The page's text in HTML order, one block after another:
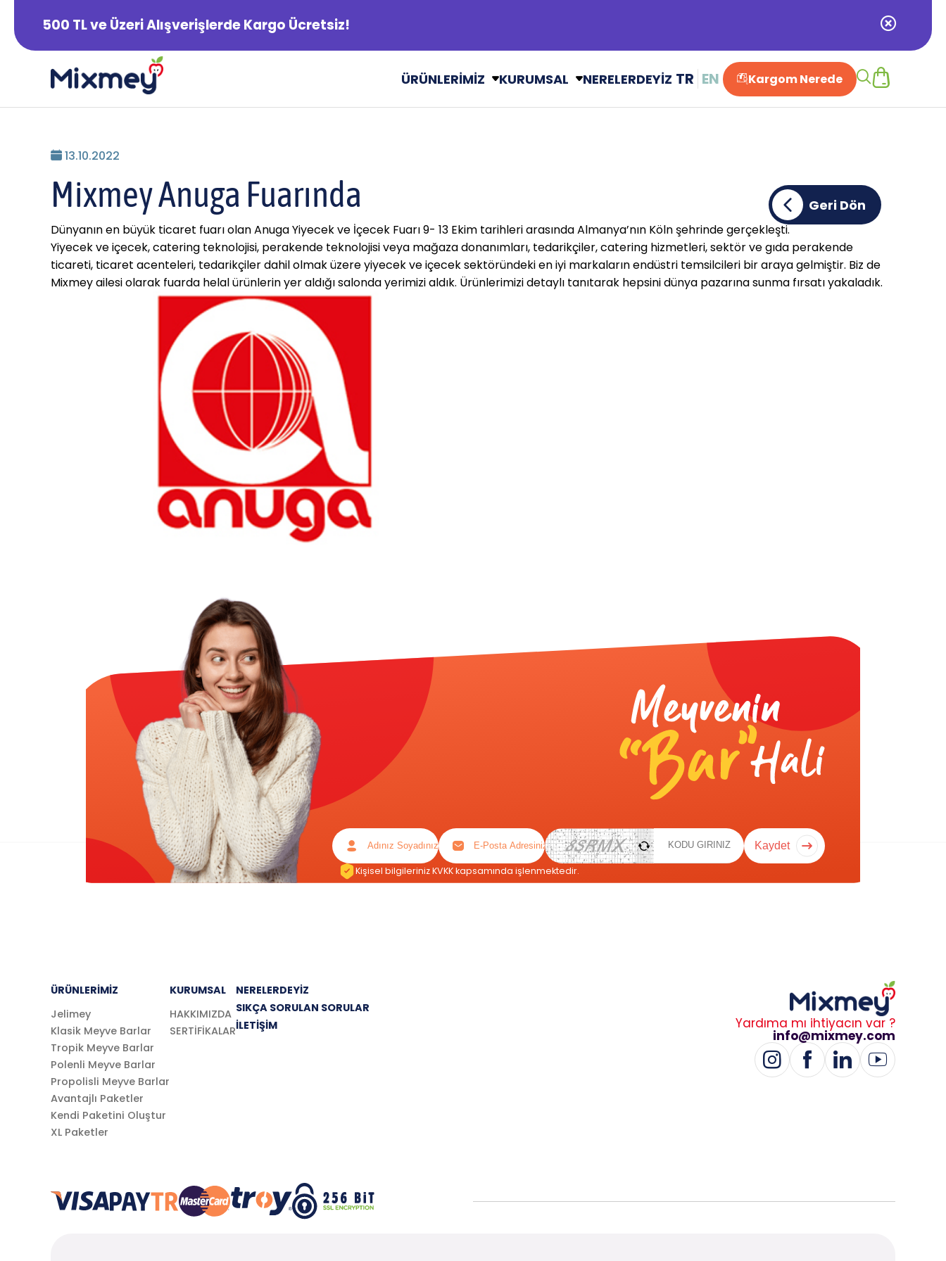
500 TL ve Üzeri Alışverişlerde Kargo Ücretsiz!
ÜRÜNLERİMİZ KURUMSAL NERELERDEYİZ TR EN Kargom Nerede
13.10.2022
Geri Dön
Mixmey Anuga Fuarında
Dünyanın en büyük ticaret fuarı olan Anuga Yiyecek ve İçecek Fuarı 9- 13 Ekim tarihleri arasında Almanya’nın Köln şehrinde gerçekleşti.
Yiyecek ve içecek, catering teknolojisi, perakende teknolojisi veya mağaza donanımları, tedarikçiler, catering hizmetleri, sektör ve gıda perakende
ticareti, ticaret acenteleri, tedarikçiler dahil olmak üzere yiyecek ve içecek sektöründeki en iyi markaların endüstri temsilcileri bir araya gelmiştir. Biz de
Mixmey ailesi olarak fuarda helal ürünlerin yer aldığı salonda yerimizi aldık. Ürünlerimizi detaylı tanıtarak hepsini dünya pazarına sunma fırsatı yakaladık.
Kaydet
Kişisel bilgileriniz KVKK kapsamında işlenmektedir.
ÜRÜNLERİMİZ
Jelimey
Klasik Meyve Barlar
Tropik Meyve Barlar
Polenli Meyve Barlar
Propolisli Meyve Barlar
Avantajlı Paketler
Kendi Paketini Oluştur
XL Paketler
KURUMSAL
HAKKIMIZDA
SERTİFİKALAR
NERELERDEYİZ
SIKÇA SORULAN SORULAR
İLETİŞİM
Yardıma mı ihtiyacın var ?
info@mixmey.com